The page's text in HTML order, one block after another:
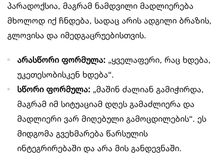
პარადოქსია, მაგრამ ნამდვილი მადლიერება
მხოლოდ იქ ჩნდება, სადაც არის ადგილი ბრაზის,
გლოვისა და იმედგაცრუებისთვის.
არასწორი ფორმულა: „ყველაფერი, რაც ხდება,
უკეთესობისკენ ხდება“.
სწორი ფორმულა: „მაშინ ძალიან გამიჭირდა,
მაგრამ იმ სიტუაციამ დღეს გამაძლიერა და
მადლიერი ვარ მიღებული გამოცდილების“. ეს
მიდგომა გვეხმარება წარსულის
ინტეგრირებაში და არა მის განდევნაში.